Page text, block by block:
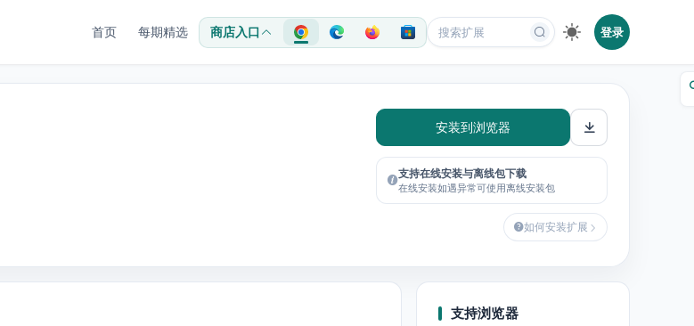
首页 每期精选 商店入口 登录
安装到浏览器
支持在线安装与离线包下载
在线安装如遇异常可使用离线安装包
如何安装扩展
支持浏览器